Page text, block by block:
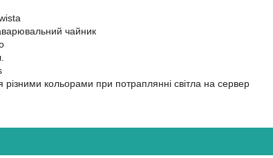
чайник
різними кольорами при потраплянні світла на сервер